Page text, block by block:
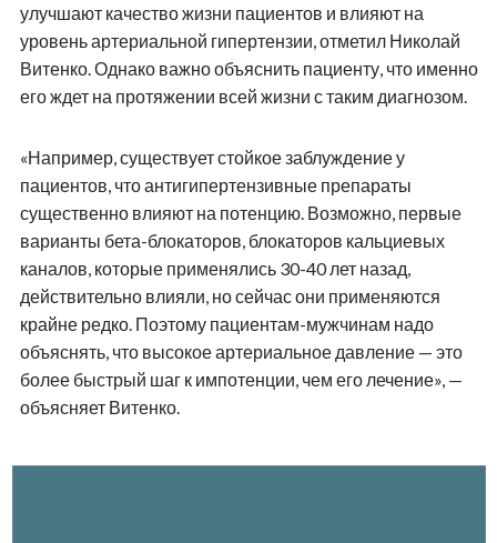
улучшают качество жизни пациентов и влияют на
уровень артериальной гипертензии, отметил Николай
Витенко. Однако важно объяснить пациенту, что именно
его ждет на протяжении всей жизни с таким диагнозом.
«Например, существует стойкое заблуждение у
пациентов, что антигипертензивные препараты
существенно влияют на потенцию. Возможно, первые
варианты бета-блокаторов, блокаторов кальциевых
каналов, которые применялись 30-40 лет назад,
действительно влияли, но сейчас они применяются
крайне редко. Поэтому пациентам-мужчинам надо
объяснять, что высокое артериальное давление — это
более быстрый шаг к импотенции, чем его лечение», —
объясняет Витенко.